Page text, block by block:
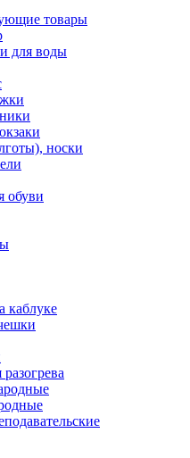
товары
для воды
носки
обуви
каблуке